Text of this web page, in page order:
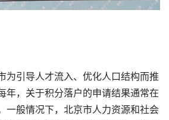
为引导人才流入、优化人口结构而推
年，关于积分落户的申请结果通常在
一般情况下，北京市人力资源和社会